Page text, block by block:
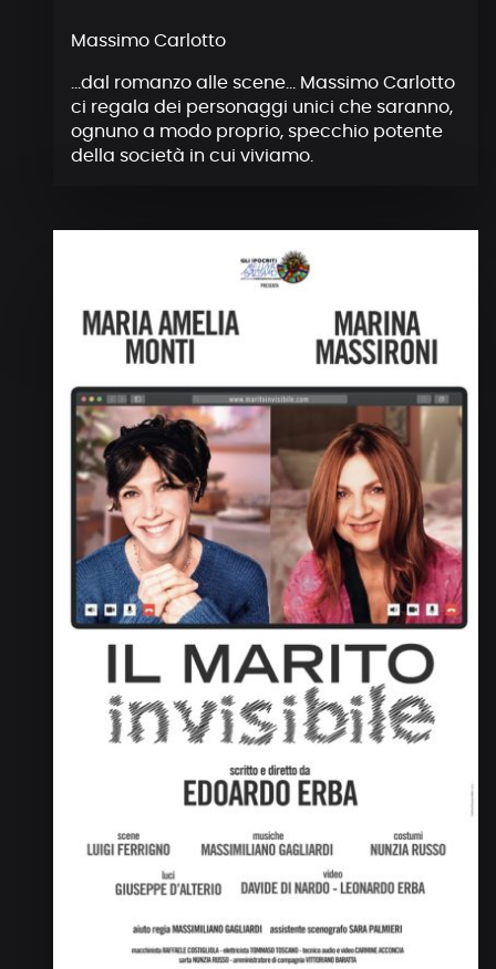
Massimo Carlotto
…dal romanzo alle scene… Massimo Carlotto
ci regala dei personaggi unici che saranno,
ognuno a modo proprio, specchio potente
della società in cui viviamo.